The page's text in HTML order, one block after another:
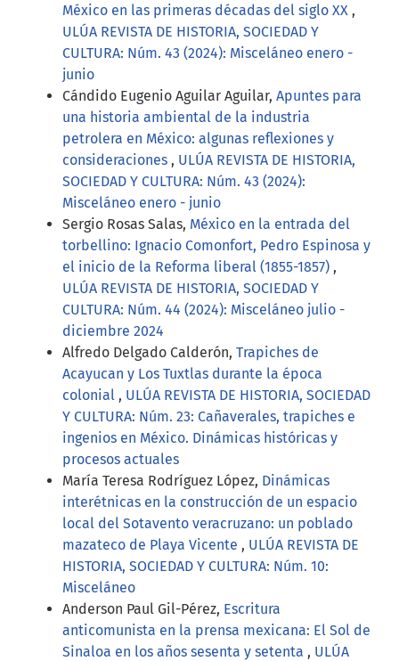
México en las primeras décadas del siglo XX ,
ULÚA REVISTA DE HISTORIA, SOCIEDAD Y
CULTURA: Núm. 43 (2024): Misceláneo enero -
junio
Cándido Eugenio Aguilar Aguilar, Apuntes para
una historia ambiental de la industria
petrolera en México: algunas reflexiones y
consideraciones , ULÚA REVISTA DE HISTORIA,
SOCIEDAD Y CULTURA: Núm. 43 (2024):
Misceláneo enero - junio
Sergio Rosas Salas, México en la entrada del
torbellino: Ignacio Comonfort, Pedro Espinosa y
el inicio de la Reforma liberal (1855-1857) ,
ULÚA REVISTA DE HISTORIA, SOCIEDAD Y
CULTURA: Núm. 44 (2024): Misceláneo julio -
diciembre 2024
Alfredo Delgado Calderón, Trapiches de
Acayucan y Los Tuxtlas durante la época
colonial , ULÚA REVISTA DE HISTORIA, SOCIEDAD
Y CULTURA: Núm. 23: Cañaverales, trapiches e
ingenios en México. Dinámicas históricas y
procesos actuales
María Teresa Rodríguez López, Dinámicas
interétnicas en la construcción de un espacio
local del Sotavento veracruzano: un poblado
mazateco de Playa Vicente , ULÚA REVISTA DE
HISTORIA, SOCIEDAD Y CULTURA: Núm. 10:
Misceláneo
Anderson Paul Gil-Pérez, Escritura
anticomunista en la prensa mexicana: El Sol de
Sinaloa en los años sesenta y setenta , ULÚA